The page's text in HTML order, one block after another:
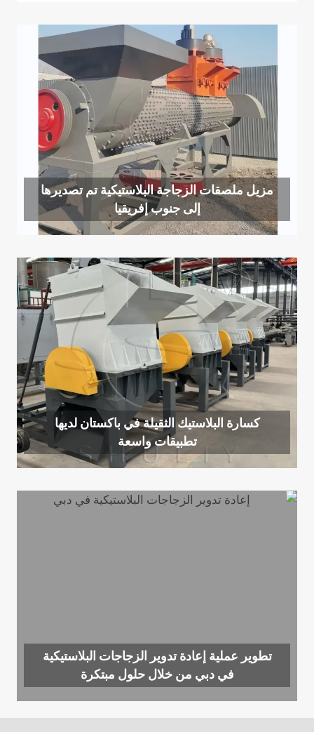
مزيل ملصقات الزجاجة البلاستيكية تم تصديرها
إلى جنوب إفريقيا
كسارة البلاستيك الثقيلة في باكستان لديها
تطبيقات واسعة
تطوير عملية إعادة تدوير الزجاجات البلاستيكية
في دبي من خلال حلول مبتكرة